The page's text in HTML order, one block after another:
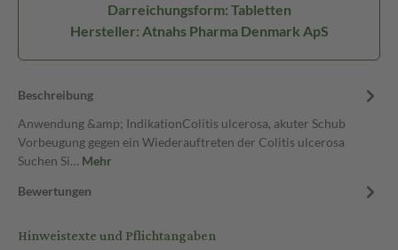
Darreichungsform: Tabletten
Hersteller: Atnahs Pharma Denmark ApS
Beschreibung
Anwendung &amp; IndikationColitis ulcerosa, akuter Schub
Vorbeugung gegen ein Wiederauftreten der Colitis ulcerosa
Suchen Si… Mehr
Bewertungen
Hinweistexte und Pflichtangaben